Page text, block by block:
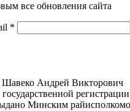
все обновления сайта
*
Андрей Викторович
государственной
Минским